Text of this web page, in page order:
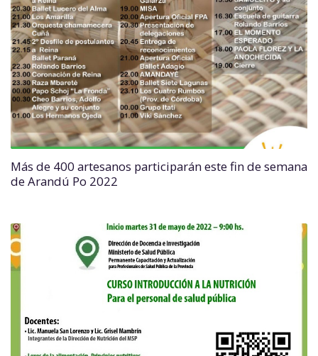
Más de 400 artesanos participarán este fin de semana
de Arandú Po 2022